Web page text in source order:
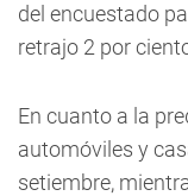
del encuestado
retrajo 2 por
En cuanto a la
automóviles y
setiembre,